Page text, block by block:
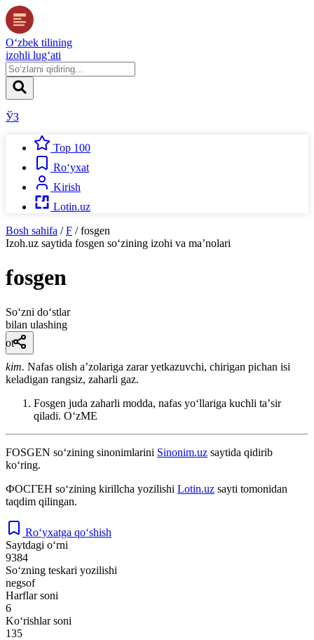
O‘zbek tilining
izohli lug‘ati
ЎЗ
Top 100
Ro‘yxat
Kirish
Lotin.uz
Bosh sahifa / F / fosgen
Izoh.uz saytida fosgen so‘zining izohi va ma’nolari
fosgen
So‘zni do‘stlar
bilan ulashing
ot
kim. Nafas olish aʼzolariga zarar yetkazuvchi, chirigan pichan isi
keladigan rangsiz, zaharli gaz.
Fosgen juda zaharli modda, nafas yoʻllariga kuchli taʼsir
qiladi. OʻzME
FOSGEN so‘zining sinonimlarini Sinonim.uz saytida qidirib
ko‘ring.
ФОСГЕН so‘zining kirillcha yozilishi Lotin.uz sayti tomonidan
taqdim qilingan.
Ro‘yxatga qo‘shish
Saytdagi o‘rni
9384
So‘zning teskari yozilishi
negsof
Harflar soni
6
Ko‘rishlar soni
135